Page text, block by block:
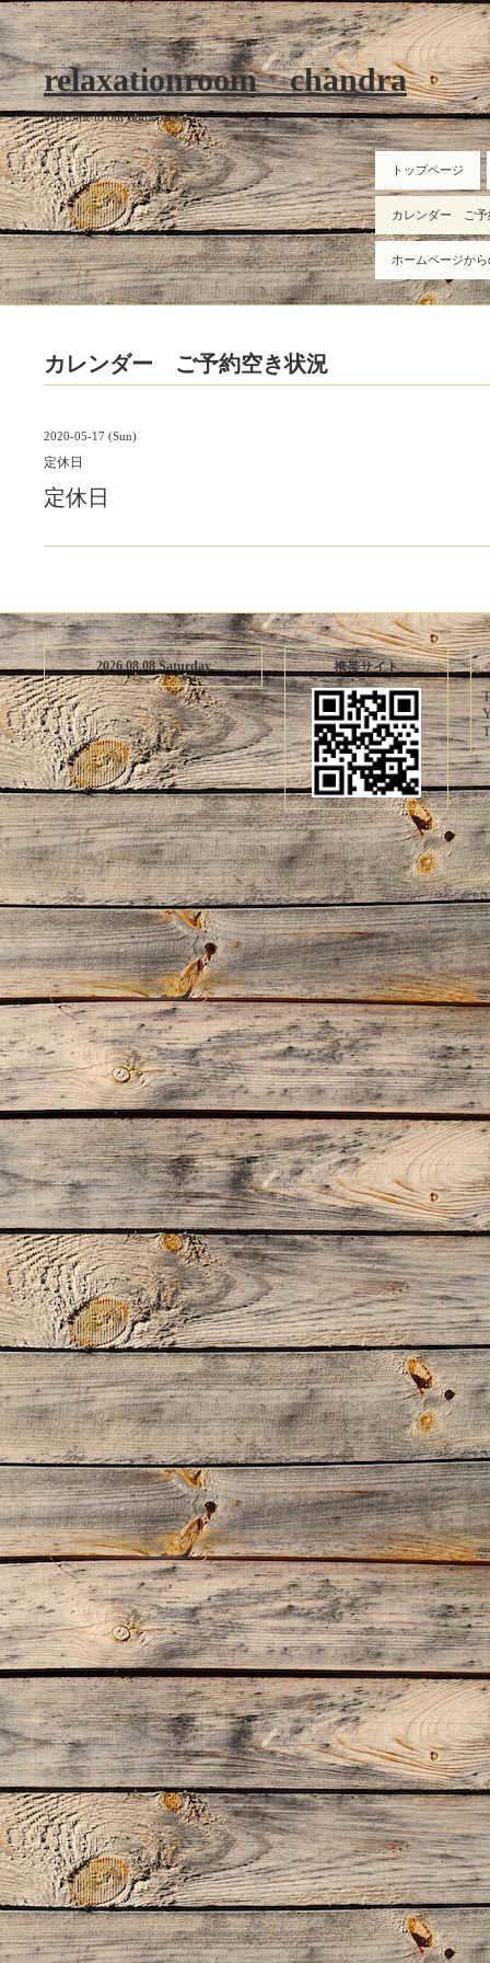
relaxationroom chandra
Welcome to our homepage
トップページ
カレンダー ご予
ホームページか
カレンダー ご予約空き状況
2020-05-17 (Sun)
定休日
定休日
2026.08.08 Saturday 携帯サイト